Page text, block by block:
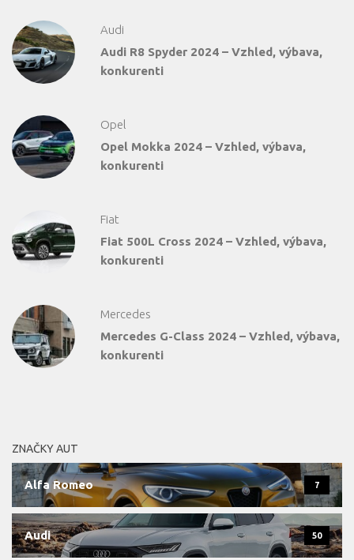
Audi
Audi R8 Spyder 2024 – Vzhled, výbava,
konkurenti
Opel
Opel Mokka 2024 – Vzhled, výbava,
konkurenti
Fiat
Fiat 500L Cross 2024 – Vzhled, výbava,
konkurenti
Mercedes
Mercedes G-Class 2024 – Vzhled, výbava,
konkurenti
ZNAČKY AUT
Alfa Romeo 7
Audi 50